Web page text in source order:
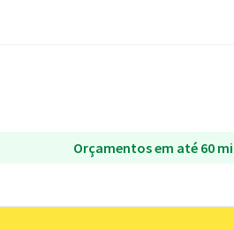
Orçamentos em até 60